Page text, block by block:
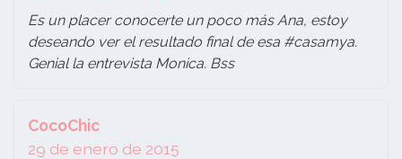
Es un placer conocerte un poco más Ana, estoy
deseando ver el resultado final de esa #casamya.
Genial la entrevista Monica. Bss
CocoChic
29 de enero de 2015